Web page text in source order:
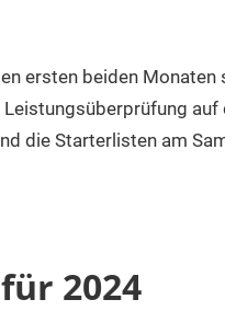
ersten beiden Monaten
auf
die Starterlisten am
2024